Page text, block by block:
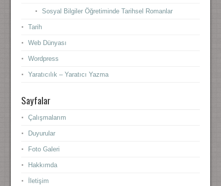
Sosyal Bilgiler Öğretiminde Tarihsel Romanlar
Tarih
Web Dünyası
Wordpress
Yaratıcılık – Yaratıcı Yazma
Sayfalar
Çalışmalarım
Duyurular
Foto Galeri
Hakkımda
İletişim